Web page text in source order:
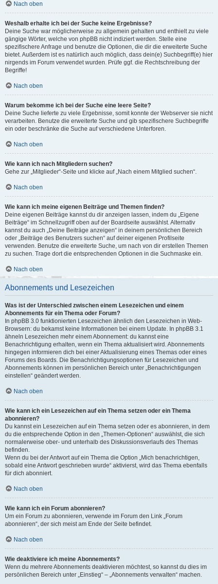
Nach oben
Weshalb erhalte ich bei der Suche keine Ergebnisse?
Deine Suche war möglicherweise zu allgemein gehalten und enthielt zu viele
gängige Wörter, welche von phpBB nicht indiziert werden. Stelle eine
spezifischere Anfrage und benutze die Optionen, die dir die erweiterte Suche
bietet. Außerdem ist es natürlich auch möglich, dass dein(e) Suchbegriff(e) hier
nirgends im Forum verwendet wurden. Prüfe ggf. die Rechtschreibung der
Begriffe!
Nach oben
Warum bekomme ich bei der Suche eine leere Seite?
Deine Suche lieferte zu viele Ergebnisse, somit konnte der Webserver sie nicht
verarbeiten. Benutze die erweiterte Suche und gib spezifischere Suchbegriffe
ein oder beschränke die Suche auf verschiedene Unterforen.
Nach oben
Wie kann ich nach Mitgliedern suchen?
Gehe zur „Mitglieder“-Seite und klicke auf „Nach einem Mitglied suchen“.
Nach oben
Wie kann ich meine eigenen Beiträge und Themen finden?
Deine eigenen Beiträge kannst du dir anzeigen lassen, indem du „Eigene
Beiträge“ im Schnellzugriff oben auf der Boardseite auswählst. Alternativ
kannst du auch „Deine Beiträge anzeigen“ in deinem persönlichen Bereich
oder „Beiträge des Benutzers suchen“ auf deiner eigenen Profilseite
verwenden. Benutze die erweiterte Suche, um nach von dir erstellen Themen
zu suchen. Trage dort die entsprechenden Optionen in die Suchmaske ein.
Nach oben
Abonnements und Lesezeichen
Was ist der Unterschied zwischen einem Lesezeichen und einem
Abonnements für ein Thema oder Forum?
In phpBB 3.0 funktionierten Lesezeichen ähnlich den Lesezeichen in Web-
Browsern: du bekamst keine Informationen bei einem Update. In phpBB 3.1
ähneln Lesezeichen mehr einem Abonnement: du kannst eine
Benachrichtigung erhalten, wenn ein Thema aktualisiert wird. Abonnements
hingegen informieren dich bei einer Aktualisierung eines Themas oder eines
Forums des Boards. Die Benachrichtigungsoptionen für Lesezeichen und
Abonnements können im persönlichen Bereich unter „Benachrichtigungen
einstellen“ geändert werden.
Nach oben
Wie kann ich ein Lesezeichen auf ein Thema setzen oder ein Thema
abonnieren?
Du kannst ein Lesezeichen auf ein Thema setzen oder es abonnieren, in dem
du die entsprechende Option in den „Themen-Optionen“ auswählst, die sich
normalerweise ober- und unterhalb des Diskussionsverlaufs des Themas
befinden.
Wenn du bei der Antwort auf ein Thema die Option „Mich benachrichtigen,
sobald eine Antwort geschrieben wurde“ aktivierst, wird das Thema ebenfalls
für dich abonniert.
Nach oben
Wie kann ich ein Forum abonnieren?
Um ein Forum zu abonnieren, verwende im Forum den Link „Forum
abonnieren“, der sich meist am Ende der Seite befindet.
Nach oben
Wie deaktiviere ich meine Abonnements?
Wenn du mehrere Abonnements deaktivieren möchtest, so kannst du dies im
persönlichen Bereich unter „Einstieg“ – „Abonnements verwalten“ machen.